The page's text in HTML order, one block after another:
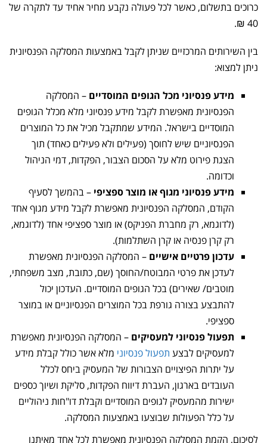
כרוכים בתשלום, כאשר לכל פעולה נקבע מחיר אחיד עד לתקרה של
40 ₪.
בין השירותים המרכזיים שניתן לקבל באמצעות המסלקה הפנסיונית
ניתן למצוא:
מידע פנסיוני מכל הגופים המוסדיים – המסלקה
הפנסיונית מאפשרת לקבל מידע פנסיוני מלא מכלל הגופים
המוסדיים בישראל. המידע שמתקבל מכיל את כל המוצרים
הפנסיוניים שיש לחוסך (פעילים ולא פעילים כאחד) תוך
הצגת פירוט מלא על הסכום הצבור, הפקדות, דמי הניהול
וכדומה.
מידע פנסיוני מגוף או מוצר ספציפי – בהמשך לסעיף
הקודם, המסלקה הפנסיונית מאפשרת לקבל מידע מגוף אחד
(לדוגמא, רק מחברת הפניקס) או מוצר ספציפי אחד (לדוגמא,
רק קרן פנסיה או קרן השתלמות).
עדכון פרטיים אישיים – המסלקה הפנסיונית מאפשרת
לעדכן את פרטי המבוטח/החוסך (שם, כתובת, מצב משפחתי,
מוטבים/ שאירים) בכל הגופים המוסדיים. העדכון יכול
להתבצע בצורה גורפת בכל המוצרים הפנסיוניים או במוצר
ספציפי.
תפעול פנסיוני למעסיקים – המסלקה הפנסיונית מאפשרת
למעסיקים לבצע תפעול פנסיוני מלא אשר כולל קבלת מידע
על יתרות הפיצויים הצבורות של המעסיק ביחס לכלל
העובדים בארגון, העברת דיווח הפקדות, סליקת ושיוך כספים
ישירות מהמעסיק לגופים המוסדיים וקבלת דו"חות ניהוליים
על כלל הפעולות שבוצעו באמצעות המסלקה.
לסיכום, הקמת המסלקה הפנסיונית מאפשרת לכל אחד מאיתנו